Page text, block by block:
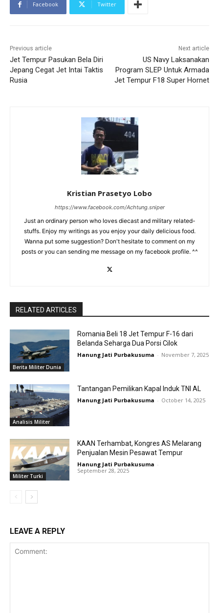
Facebook Twitter
Previous article
Jet Tempur Pasukan Bela Diri
Jepang Cegat Jet Intai Taktis
Rusia
Next article
US Navy Laksanakan
Program SLEP Untuk Armada
Jet Tempur F18 Super Hornet
Kristian Prasetyo Lobo
https://www.facebook.com/Achtung.sniper
Just an ordinary person who loves diecast and military related-
stuffs. Enjoy my writings as you enjoy your daily delicious food.
Wanna put some suggestion? Don't hesitate to comment on my
posts or you can sending me message on my facebook profile. ^^
RELATED ARTICLES
Berita Militer Dunia
Romania Beli 18 Jet Tempur F-16 dari
Belanda Seharga Dua Porsi Cilok
Hanung Jati Purbakusuma - November 7, 2025
Analisis Militer
Tantangan Pemilikan Kapal Induk TNI AL
Hanung Jati Purbakusuma - October 14, 2025
Militer Turki
KAAN Terhambat, Kongres AS Melarang
Penjualan Mesin Pesawat Tempur
Hanung Jati Purbakusuma -
September 28, 2025
LEAVE A REPLY